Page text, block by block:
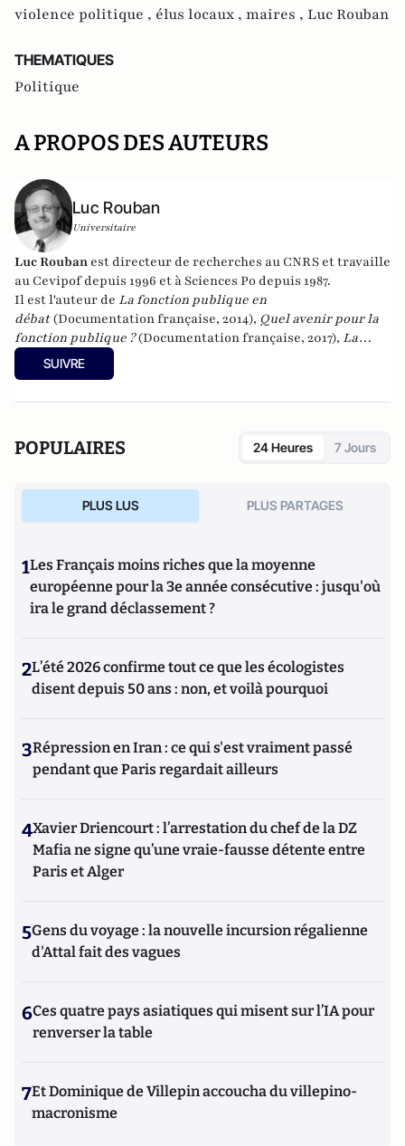
violence politique , élus locaux , maires , Luc Rouban
THEMATIQUES
Politique
A PROPOS DES AUTEURS
Luc Rouban
Universitaire
Luc Rouban est directeur de recherches au CNRS et travaille
au Cevipof depuis 1996 et à Sciences Po depuis 1987.
Il est l'auteur de La fonction publique en
débat(Documentation française, 2014), Quel avenir pour la
fonction publique ?(Documentation française, 2017), La
démocratie représentative est-elle en crise ?
(Documentation française, 2018) et
(2020). Il a publié en 2022
Les raisons de la défiance
aux
vraie victoire du RNaux Presses de Sciences Po. En 2024, il a
Les racines sociales de la violence politiqueaux
SUIVRE
POPULAIRES 24 Heures 7 Jours
PLUS LUS PLUS PARTAGES
1Les Français moins riches que la moyenne
européenne pour la 3e année consécutive : jusqu'où
ira le grand déclassement ?
2L’été 2026 confirme tout ce que les écologistes
disent depuis 50 ans : non, et voilà pourquoi
3Répression en Iran : ce qui s'est vraiment passé
pendant que Paris regardait ailleurs
4Xavier Driencourt : l’arrestation du chef de la DZ
Mafia ne signe qu’une vraie-fausse détente entre
Paris et Alger
5Gens du voyage : la nouvelle incursion régalienne
d'Attal fait des vagues
6Ces quatre pays asiatiques qui misent sur l’IA pour
renverser la table
7Et Dominique de Villepin accoucha du villepino-
macronisme